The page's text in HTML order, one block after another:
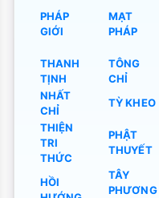
PHÁP
GIỚI
MẠT
PHÁP
THANH
TỊNH
TÔNG
CHỈ
NHẤT
CHỈ
TỲ KHEO
THIỆN
TRI
THỨC
PHẬT
THUYẾT
HỒI
TÂY
PHƯƠNG